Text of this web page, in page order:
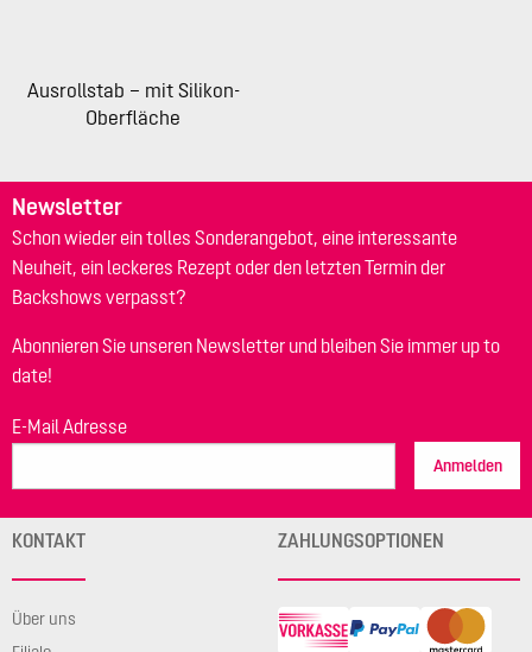
Ausrollstab – mit Silikon-
Oberfläche
Newsletter
Schon wieder ein tolles Sonderangebot, eine interessante
Neuheit, ein leckeres Rezept oder den letzten Termin der
Backshows verpasst?
Abonnieren Sie unseren Newsletter und bleiben Sie immer up to
date!
E-Mail Adresse
Anmelden
KONTAKT
Über uns
ZAHLUNGSOPTIONEN